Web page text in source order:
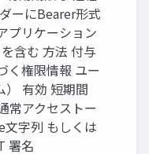
ーにBearer形式
プリケーション
含む 方法 付与
く権限情報 ユー
） 有効 短期間
常アクセストー
字列 もしくは
署名